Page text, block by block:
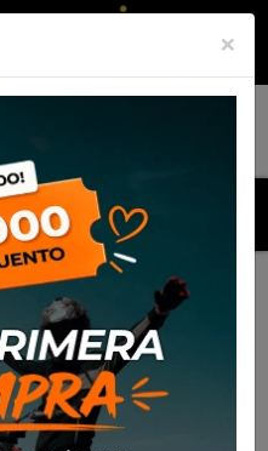
Para el piloto
Cup Redding Mat
×